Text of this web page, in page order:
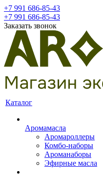
+7 991 686-85-43
+7 991 686-85-43
Заказать звонок
Каталог
Аромамасла
Аромароллеры
Комбо-наборы
Ароманаборы
Эфирные масла